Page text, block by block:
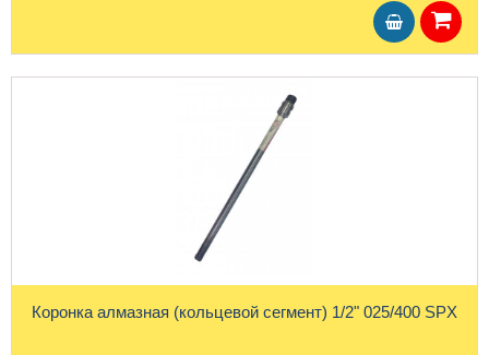
Коронка алмазная (кольцевой сегмент) 1/2" 025/400 SPX